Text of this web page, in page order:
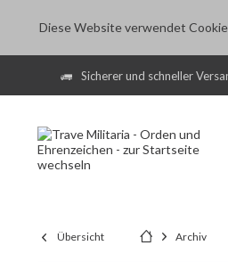
Diese Website verwendet
Sicherer und schneller
Übersicht Archiv